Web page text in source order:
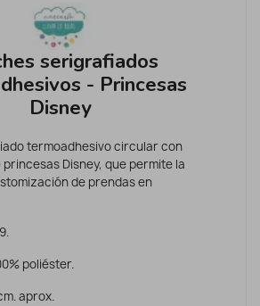
serigrafiados
- Princesas
Disney
termoadhesivo circular con
Disney, que permite la
de prendas en
poliéster.
aprox.